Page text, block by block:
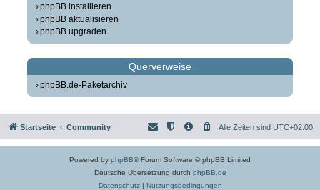
phpBB installieren
phpBB aktualisieren
phpBB upgraden
Querverweise
phpBB.de-Paketarchiv
Startseite Community Alle Zeiten sind UTC+02:00
Powered by phpBB® Forum Software © phpBB Limited
Deutsche Übersetzung durch phpBB.de
Datenschutz| Nutzungsbedingungen